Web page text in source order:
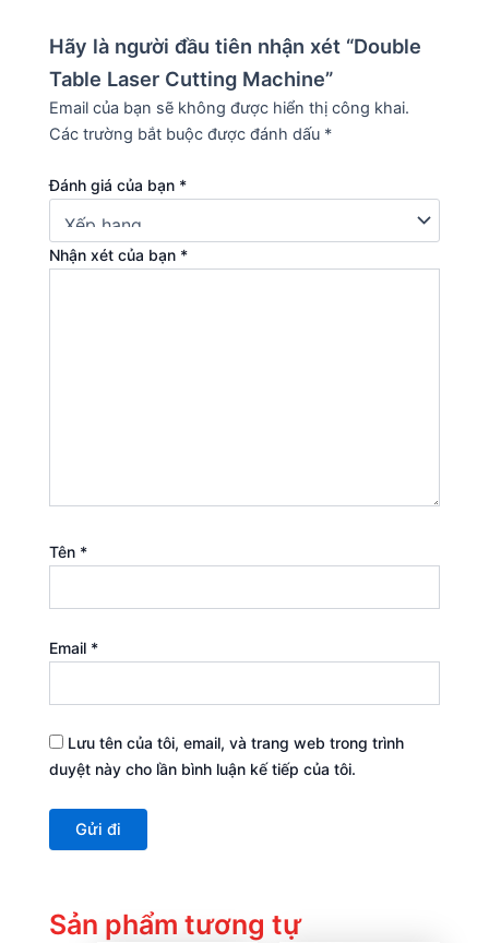
Hãy là người đầu tiên nhận xét “Double
Table Laser Cutting Machine”
Email của bạn sẽ không được hiển thị công khai.
Các trường bắt buộc được đánh dấu *
Đánh giá của bạn *
Nhận xét của bạn *
Tên *
Email *
Lưu tên của tôi, email, và trang web trong trình
duyệt này cho lần bình luận kế tiếp của tôi.
Sản phẩm tương tự